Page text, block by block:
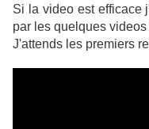
Si la video est efficace
par les quelques
J'attends les premiers